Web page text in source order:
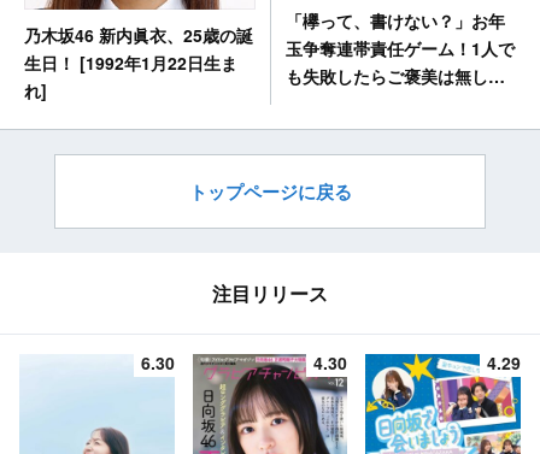
乃木坂46 新内眞衣、25歳の誕
生日！ [1992年1月22日生ま
れ]
「欅って、書けない？」お年
玉争奪連帯責任ゲーム！1人で
も失敗したらご褒美は無し！
トップページに戻る
注目リリース
6.30 4.30 4.29